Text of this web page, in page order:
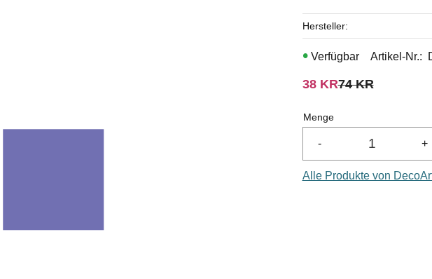
Reduzierter Preis:
38KRUrsprünglicher
74KR
Menge
+
-
Artikel-Nr.
Hersteller
Alle Produkte von